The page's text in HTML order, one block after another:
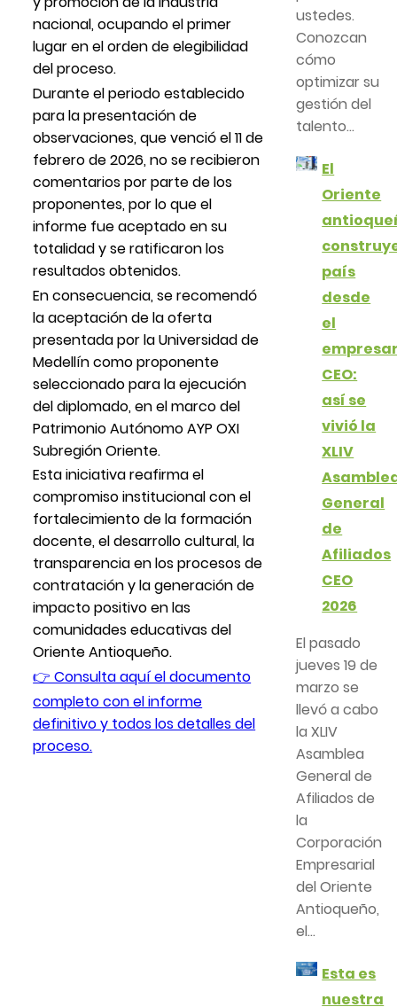
nacional, ocupando el primer
lugar en el orden de elegibilidad
del proceso.
Durante el periodo establecido
para la presentación de
observaciones, que venció el 11 de
febrero de 2026, no se recibieron
comentarios por parte de los
proponentes, por lo que el
informe fue aceptado en su
totalidad y se ratificaron los
resultados obtenidos.
En consecuencia, se recomendó
la aceptación de la oferta
presentada por la Universidad de
Medellín como proponente
seleccionado para la ejecución
del diplomado, en el marco del
Patrimonio Autónomo AYP OXI
Subregión Oriente.
Esta iniciativa reafirma el
compromiso institucional con el
fortalecimiento de la formación
docente, el desarrollo cultural, la
transparencia en los procesos de
contratación y la generación de
impacto positivo en las
comunidades educativas del
Oriente Antioqueño.
👉 Consulta aquí el documento
completo con el informe
definitivo y todos los detalles del
proceso.
ustedes.
Conozcan
cómo
optimizar su
gestión del
talento...
El
Oriente
país
desde
el
CEO:
así se
vivió la
XLIV
General
de
Afiliados
CEO
2026
El pasado
jueves 19 de
marzo se
llevó a cabo
la XLIV
Asamblea
General de
Afiliados de
la
Corporación
Empresarial
del Oriente
Antioqueño,
el...
Esta es
nuestra